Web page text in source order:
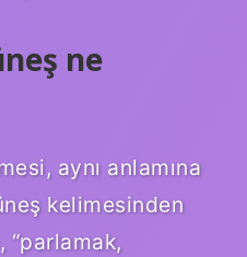
ne
aynı anlamına
kelimesinden
“parlamak,